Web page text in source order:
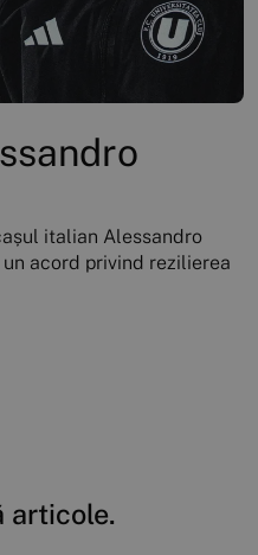
italian Alessandro
acord privind rezilierea
articole.